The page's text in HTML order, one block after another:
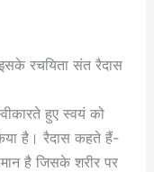
इसके रचयिता संत रैदास
हुए स्वयं को
है। रैदास कहते हैं-
है जिसके शरीर पर